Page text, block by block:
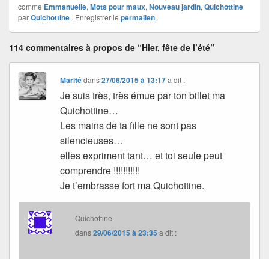
comme Emmanuelle, Mots pour maux, Nouveau jardin, Quichottine
parQuichottine . Enregistrer le permalien.
114 commentaires à propos de “Hier, fête de l’été”
Maritédans27/06/2015 à 13:17 a dit :
Je suis très, très émue par ton billet ma
Quichottine…
Les mains de ta fille ne sont pas
silencieuses…
elles expriment tant… et toi seule peut
comprendre !!!!!!!!!!!
Je t’embrasse fort ma Quichottine.
Quichottine
dans29/06/2015 à 23:35 a dit :